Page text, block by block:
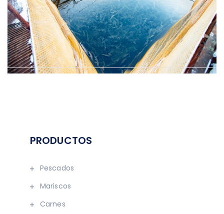
entradas
PRODUCTOS
Pescados
Mariscos
Carnes